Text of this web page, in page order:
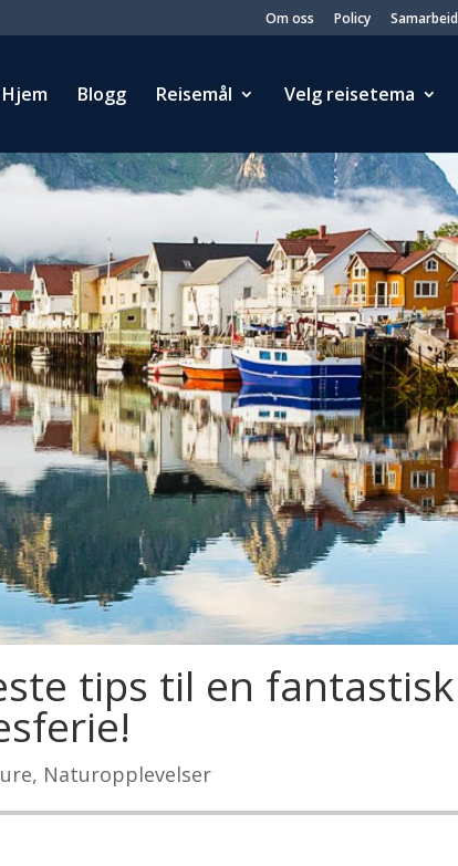
Om oss Policy Samarbeid
Hjem Blogg Reisemål Velg reisetema
tips til en fantastisk
, Naturopplevelser